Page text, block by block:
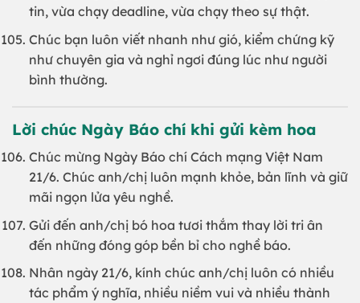
tin, vừa chạy deadline, vừa chạy theo sự thật.
Chúc bạn luôn viết nhanh như gió, kiểm chứng kỹ
như chuyên gia và nghỉ ngơi đúng lúc như người
bình thường.
Lời chúc Ngày Báo chí khi gửi kèm hoa
Chúc mừng Ngày Báo chí Cách mạng Việt Nam
21/6. Chúc anh/chị luôn mạnh khỏe, bản lĩnh và giữ
mãi ngọn lửa yêu nghề.
Gửi đến anh/chị bó hoa tươi thắm thay lời tri ân
đến những đóng góp bền bỉ cho nghề báo.
Nhân ngày 21/6, kính chúc anh/chị luôn có nhiều
tác phẩm ý nghĩa, nhiều niềm vui và nhiều thành